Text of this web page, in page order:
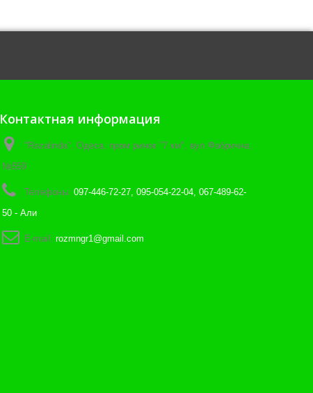
Контактная информация
"Rozalinda", Одеса, пром ринок "7 км", вул.Фабрична,
№559
Телефоны: 097-446-72-27, 095-054-22-04, 067-489-62-
50 - Али
E-mail: rozmngr1@gmail.com